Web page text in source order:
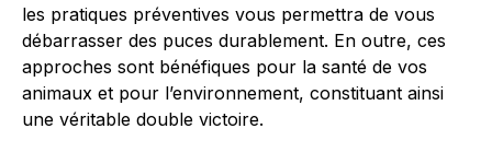
les pratiques préventives vous permettra de vous
débarrasser des puces durablement. En outre, ces
approches sont bénéfiques pour la santé de vos
animaux et pour l’environnement, constituant ainsi
une véritable double victoire.